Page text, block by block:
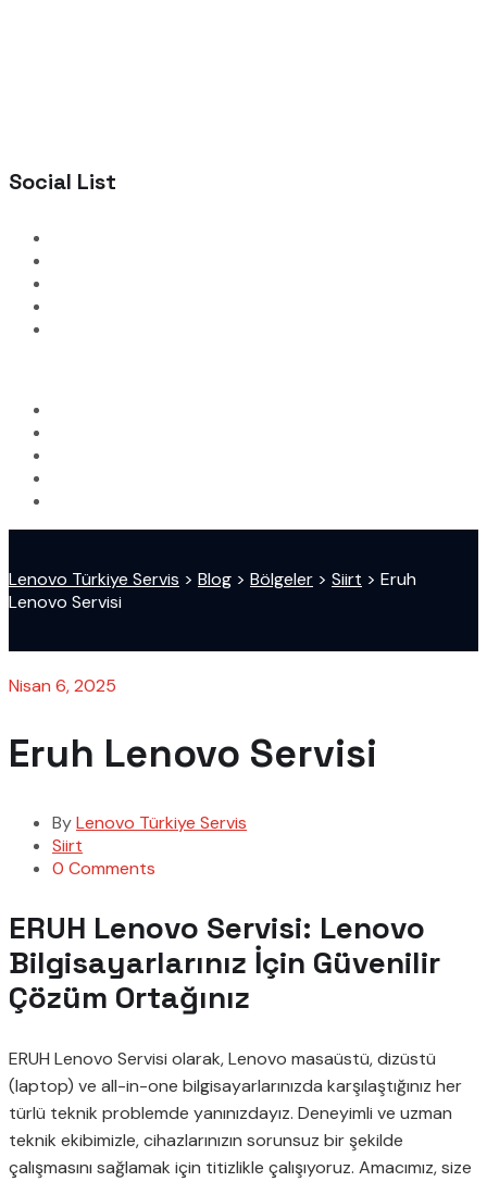
Social List
Lenovo Türkiye Servis > Blog > Bölgeler > Siirt > Eruh
Lenovo Servisi
Nisan 6, 2025
Eruh Lenovo Servisi
ByLenovo Türkiye Servis
Siirt
0 Comments
ERUH Lenovo Servisi: Lenovo
Bilgisayarlarınız İçin Güvenilir
Çözüm Ortağınız
ERUH Lenovo Servisi olarak, Lenovo masaüstü, dizüstü
(laptop) ve all-in-one bilgisayarlarınızda karşılaştığınız her
türlü teknik problemde yanınızdayız. Deneyimli ve uzman
teknik ekibimizle, cihazlarınızın sorunsuz bir şekilde
çalışmasını sağlamak için titizlikle çalışıyoruz. Amacımız, size